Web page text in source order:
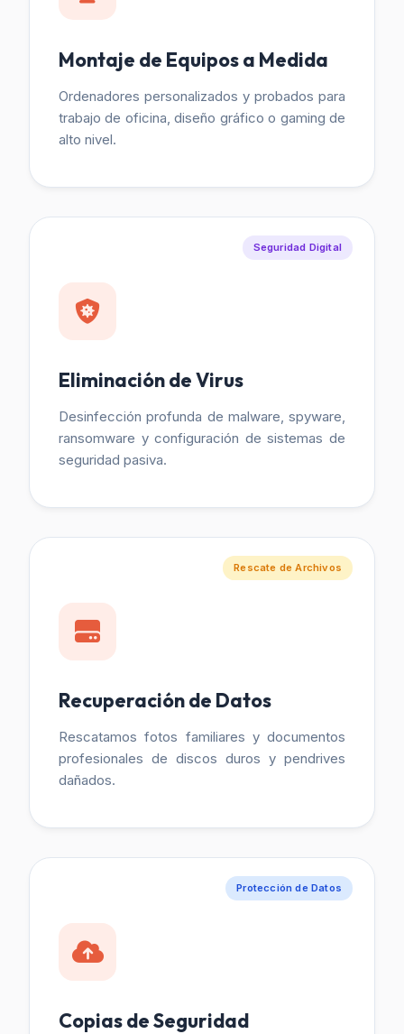
Montaje de Equipos a Medida
Ordenadores personalizados y probados para
trabajo de oficina, diseño gráfico o gaming de
alto nivel.
Seguridad Digital
Eliminación de Virus
Desinfección profunda de malware, spyware,
ransomware y configuración de sistemas de
seguridad pasiva.
Rescate de Archivos
Recuperación de Datos
Rescatamos fotos familiares y documentos
profesionales de discos duros y pendrives
dañados.
Protección de Datos
Copias de Seguridad